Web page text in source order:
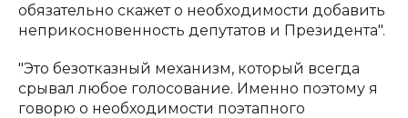
обязательно скажет о необходимости добавить
неприкосновенность депутатов и Президента".
"Это безотказный механизм, который всегда
срывал любое голосование. Именно поэтому я
говорю о необходимости поэтапного